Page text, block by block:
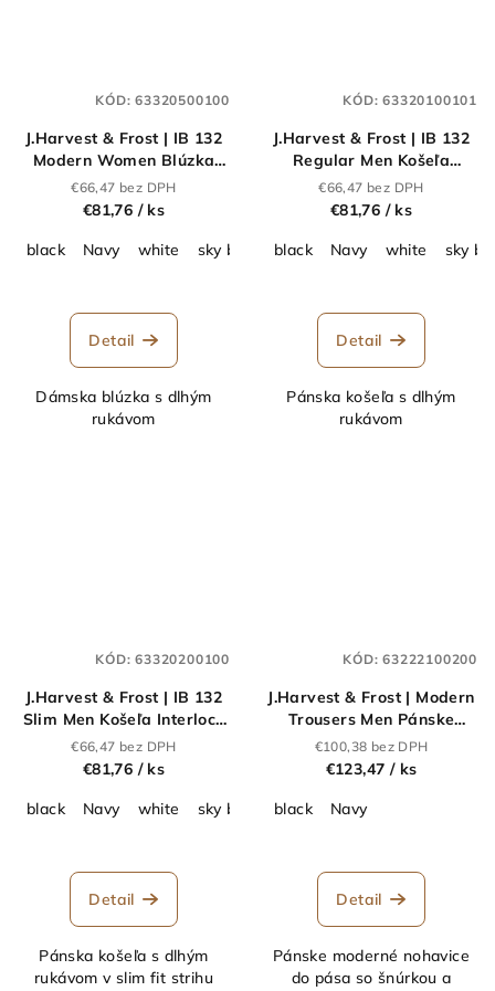
J.Harvest & Frost | IB 132
Modern Women Blúzka
Interlock s dlhým
rukávom_63.3205
€66,47 bez DPH
€81,76 / ks
black
Navy white sky blue
Detail
Dámska blúzka s dlhým
rukávom
KÓD:63320500100
J.Harvest & Frost | IB 132
Regular Men Košeľa
Interlock s dlhým
rukávom_63.3201
€66,47 bez DPH
€81,76 / ks
black
Navy white sky
Detail
Pánska košeľa s dlhým
rukávom
KÓD:63320100101
J.Harvest & Frost | IB 132
Slim Men Košeľa Interlock
s dlhým rukávom_63.3202
€66,47 bez DPH
€81,76 / ks
black
Navy white sky blue
Detail
Pánska košeľa s dlhým
rukávom v slim fit strihu
KÓD:63320200100
J.Harvest & Frost | Modern
Trousers Men Pánske
nohavice_63.2221
€100,38 bez DPH
€123,47 / ks
black
Navy
Detail
Pánske moderné nohavice
do pása so šnúrkou a
KÓD:63222100200